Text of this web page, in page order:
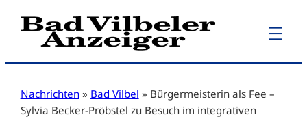
Zum
Inhalt
Nachrichten » Bad Vilbel » Bürgermeisterin als Fee –
Sylvia Becker-Pröbstel zu Besuch im integrativen